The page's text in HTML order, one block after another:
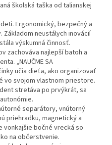
školská taška od talianskej
Ergonomický, bezpečný a
neustálych inovácií
výskumná činnosť.
zachováva najlepší batoh a
„NAUČME SA
učia dieťa, ako organizovať
vo svojom vlastnom priestore.
stretáva po prvýkrát, sa
separátory, vnútorný
priehradku, magnetický a
vonkajšie bočné vrecká so
na občerstvenie.